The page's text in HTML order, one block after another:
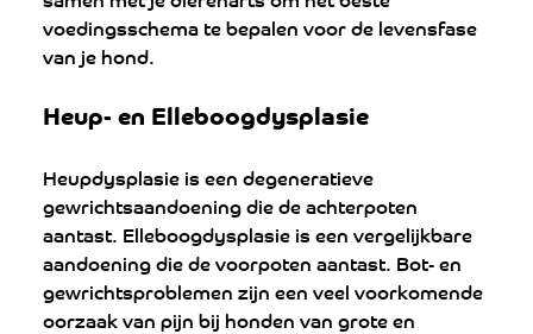
voedingsschema te bepalen voor de levensfase
van je hond.
Heup- en Elleboogdysplasie
Heupdysplasie is een degeneratieve
gewrichtsaandoening die de achterpoten
aantast. Elleboogdysplasie is een vergelijkbare
aandoening die de voorpoten aantast. Bot- en
gewrichtsproblemen zijn een veel voorkomende
oorzaak van pijn bij honden van grote en